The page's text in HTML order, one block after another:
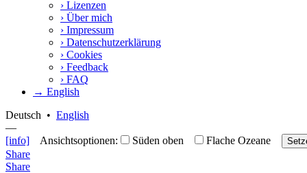
› Lizenzen
› Über mich
› Impressum
› Datenschutzerklärung
› Cookies
› Feedback
› FAQ
→ English
Deutsch • English
—
[info] Ansichtsoptionen: Süden oben Flache Ozeane
Share
Share